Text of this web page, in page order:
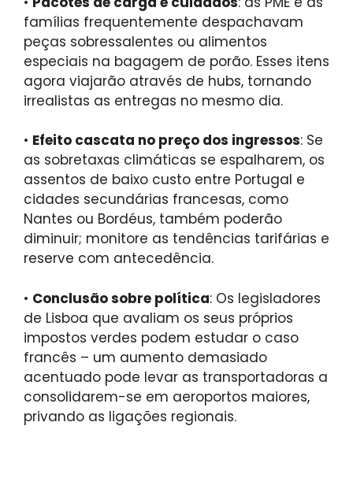
famílias frequentemente despachavam
peças sobressalentes ou alimentos
especiais na bagagem de porão. Esses itens
agora viajarão através de hubs, tornando
irrealistas as entregas no mesmo dia.
• Efeito cascata no preço dos ingressos: Se
as sobretaxas climáticas se espalharem, os
assentos de baixo custo entre Portugal e
cidades secundárias francesas, como
Nantes ou Bordéus, também poderão
diminuir; monitore as tendências tarifárias e
reserve com antecedência.
• Conclusão sobre política: Os legisladores
de Lisboa que avaliam os seus próprios
impostos verdes podem estudar o caso
francês – um aumento demasiado
acentuado pode levar as transportadoras a
consolidarem-se em aeroportos maiores,
privando as ligações regionais.